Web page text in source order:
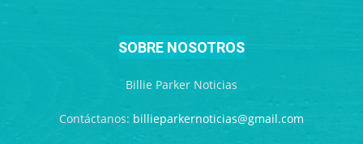
SOBRE NOSOTROS
Billie Parker Noticias
Contáctanos: billieparkernoticias@gmail.com